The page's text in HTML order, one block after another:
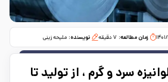
۱۴ زمان مطالعه:‌ ۷ دقیقه نویسنده: ملیحه زینی
سرد و گرم ، از تولید تا